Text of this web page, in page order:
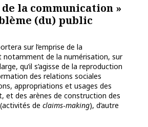
de la communication »
(du) public
sur l’emprise de la
notamment de la numérisation, sur
qu’il s’agisse de la reproduction
des relations sociales
appropriations et usages des
et des arènes de construction des
de claims‑making), d’autre